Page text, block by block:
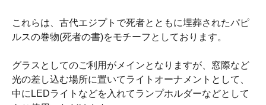
これらは、古代エジプトで死者とともに埋葬されたパピ
ルスの巻物(死者の書)をモチーフとしております。
グラスとしてのご利用がメインとなりますが、窓際など
光の差し込む場所に置いてライトオーナメントとして、
中にLEDライトなどを入れてランプホルダーなどとして